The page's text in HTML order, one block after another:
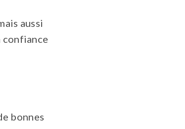
aussi
confiance
bonnes